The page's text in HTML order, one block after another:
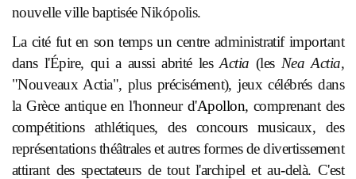
nouvelle ville baptisée Nikópolis.
La cité fut en son temps un centre administratif important
dans l'Épire, qui a aussi abrité lesActia (les Nea Actia,
"Nouveaux Actia", plus précisément), jeux célébrés dans
la Grèce antique en l'honneur d'Apollon, comprenant des
compétitions athlétiques, des concours musicaux, des
représentations théâtrales et autres formes de divertissement
attirant des spectateurs de tout l'archipel et au-delà. C'est